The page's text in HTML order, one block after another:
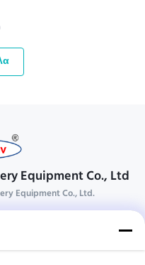
για την
Equipment Co., Ltd
Equipment Co., Ltd.
chong, Wanjiang,